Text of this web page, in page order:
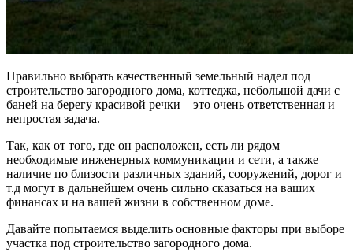
Правильно выбрать качественный земельный надел под
строительство загородного дома, коттеджа, небольшой дачи с
баней на берегу красивой речки – это очень ответственная и
непростая задача.
Так, как от того, где он расположен, есть ли рядом
необходимые инженерных коммуникации и сети, а также
наличие по близости различных зданий, сооружений, дорог и
т.д могут в дальнейшем очень сильно сказаться на ваших
финансах и на вашей жизни в собственном доме.
Давайте попытаемся выделить основные факторы при выборе
участка под строительство загородного дома.